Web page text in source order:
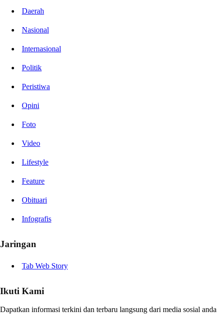
Daerah
Nasional
Internasional
Politik
Peristiwa
Opini
Foto
Video
Lifestyle
Feature
Obituari
Infografis
Jaringan
Tab Web Story
Ikuti Kami
Dapatkan informasi terkini dan terbaru langsung dari media sosial anda